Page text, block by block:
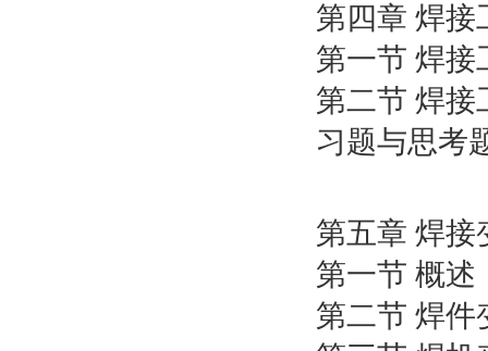
第四章 焊接
第一节 焊接
第二节 焊接
习题与思考
第五章 焊接
第一节 概述
第二节 焊件